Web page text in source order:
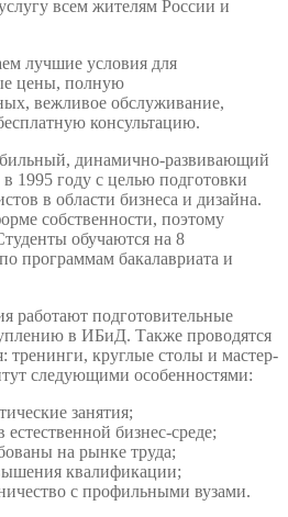
всем жителям России и
лучшие условия для
цены, полную
вежливое обслуживание,
консультацию.
динамично-развивающий
1995 году с целью подготовки
в области бизнеса и дизайна.
собственности, поэтому
обучаются на 8
программам бакалавриата и
работают подготовительные
в ИБиД. Также проводятся
тренинги, круглые столы и мастер-
следующими особенностями:
занятия;
бизнес-среде;
на рынке труда;
квалификации;
с профильными вузами.